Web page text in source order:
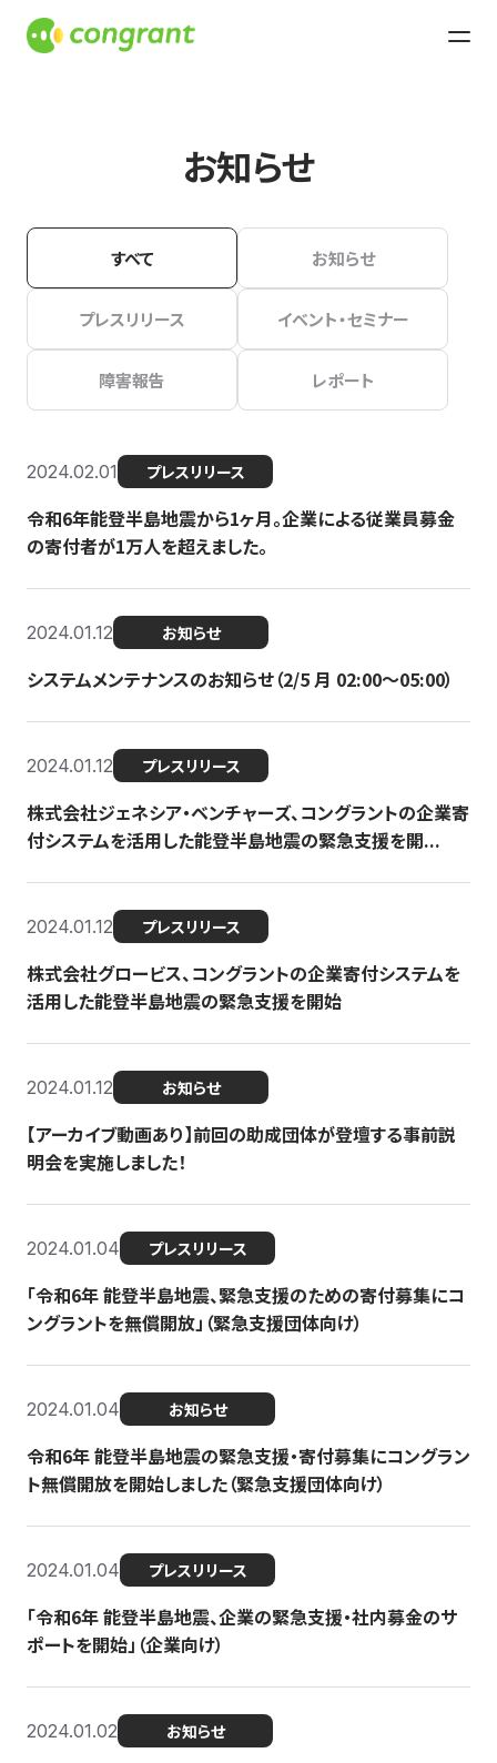
お知らせ
すべて お知らせ
プレスリリース イベント・セミナー
障害報告 レポート
2024.02.01 プレスリリース
令和6年能登半島地震から1ヶ月。企業による従業員募金
の寄付者が1万人を超えました。
2024.01.12 お知らせ
システムメンテナンスのお知らせ（2/5 月 02:00〜05:00）
2024.01.12 プレスリリース
株式会社ジェネシア・ベンチャーズ、コングラントの企業寄
付システムを活用した能登半島地震の緊急支援を開...
2024.01.12 プレスリリース
株式会社グロービス、コングラントの企業寄付システムを
活用した能登半島地震の緊急支援を開始
2024.01.12 お知らせ
【アーカイブ動画あり】前回の助成団体が登壇する事前説
明会を実施しました！
2024.01.04 プレスリリース
「令和6年 能登半島地震、緊急支援のための寄付募集にコ
ングラントを無償開放」（緊急支援団体向け）
2024.01.04 お知らせ
令和6年 能登半島地震の緊急支援・寄付募集にコングラン
ト無償開放を開始しました（緊急支援団体向け）
2024.01.04 プレスリリース
「令和6年 能登半島地震、企業の緊急支援・社内募金のサ
ポートを開始」（企業向け）
2024.01.02 お知らせ